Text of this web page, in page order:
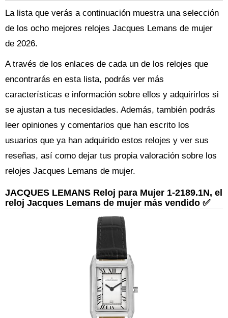
La lista que verás a continuación muestra una selección
de los ocho mejores relojes Jacques Lemans de mujer
de 2026.
A través de los enlaces de cada un de los relojes que
encontrarás en esta lista, podrás ver más
características e información sobre ellos y adquirirlos si
se ajustan a tus necesidades. Además, también podrás
leer opiniones y comentarios que han escrito los
usuarios que ya han adquirido estos relojes y ver sus
reseñas, así como dejar tus propia valoración sobre los
relojes Jacques Lemans de mujer.
JACQUES LEMANS Reloj para Mujer 1-2189.1N, el
reloj Jacques Lemans de mujer más vendido ✅